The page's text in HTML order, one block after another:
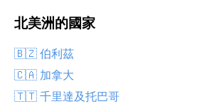
北美洲的國家
🇧🇿 伯利茲
🇨🇦 加拿大
🇹🇹 千里達及托巴哥